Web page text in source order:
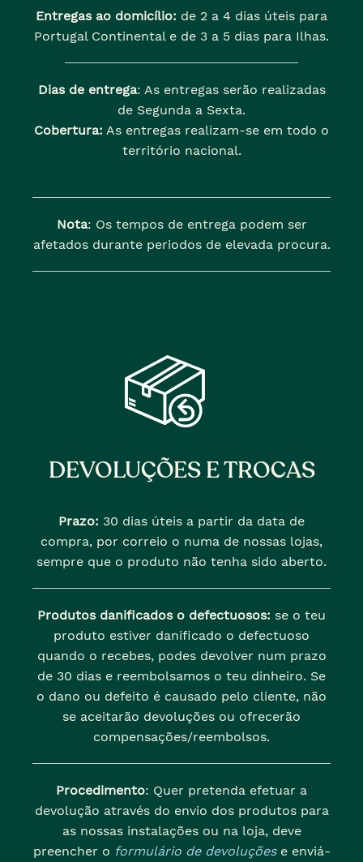
Entregas ao domicílio: de 2 a 4 dias úteis para
Portugal Continental e de 3 a 5 dias para Ilhas.
Dias de entrega: As entregas serão realizadas
de Segunda a Sexta.
Cobertura: As entregas realizam-se em todo o
território nacional.
Nota: Os tempos de entrega podem ser
afetados durante periodos de elevada procura.
DEVOLUÇÕES E TROCAS
Prazo: 30 dias úteis a partir da data de
compra, por correio o numa de nossas lojas,
sempre que o produto não tenha sido aberto.
Produtos danificados o defectuosos: se o teu
produto estiver danificado o defectuoso
quando o recebes, podes devolver num prazo
de 30 dias e reembolsamos o teu dinheiro. Se
o dano ou defeito é causado pelo cliente, não
se aceitarão devoluções ou ofrecerão
compensações/reembolsos.
Procedimento: Quer pretenda efetuar a
devolução através do envio dos produtos para
as nossas instalações ou na loja, deve
preencher o formulário de devoluçõese enviá-